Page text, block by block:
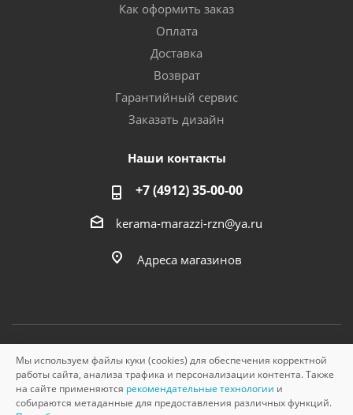
Как оформить заказ
Оплата
Доставка
Возврат
Гарантийный сервис
Заказать дизайн
Наши контакты
+7 (4912) 35-00-00
kerama-marazzi-rzn@ya.ru
Адреса магазинов
© «Керама Марацци», ОГРН 1145749000210, 2026
Мы используем файлы куки (cookies) для обеспечения корректной
работы сайта, анализа трафика и персонализации контента. Также
на сайте применяются рекомендательные технологии и
собираются метаданные для предоставления различных функций.